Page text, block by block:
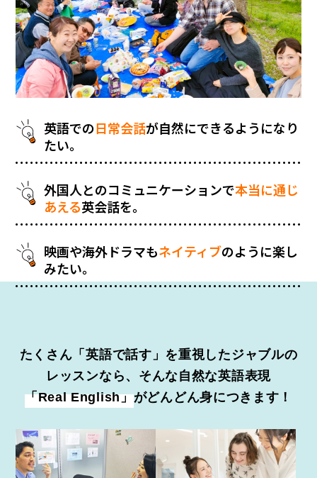
英語での日常会話が自然にできるようになり
たい。
外国人とのコミュニケーションで本当に通じ
あえる英会話を。
映画や海外ドラマもネイティブのように楽し
みたい。
たくさん「英語で話す」を重視したジャブルの
レッスンなら、そんな自然な英語表現
「Real English」がどんどん身につきます！